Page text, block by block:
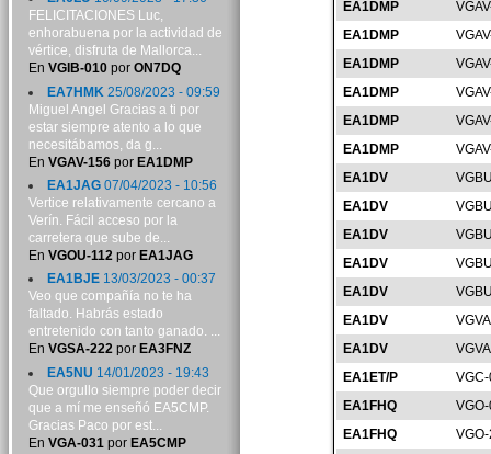
EA1DMP
EA1DMP
EA1DMP
EA1DMP
EA1DMP
EA1DMP
EA1DV
EA1DV
EA1DV
EA1DV
EA1DV
EA1DV
EA1DV
EA1ET/P
EA1FHQ
EA1FHQ
FELICITACIONES Luc,
enhorabuena por la actividad de
vértice, disfruta de Mallorca...
En VGIB-010por ON7DQ
EA7HMK 25/08/2023 - 09:59
Miguel Angel Gracias a ti por
estar siempre atento a lo que
necesitábamos, da g...
En VGAV-156por EA1DMP
EA1JAG07/04/2023 - 10:56
Vertice relativamente cercano a
Verín. Fácil acceso por la
carretera que sube de...
En VGOU-112por EA1JAG
EA1BJE13/03/2023 - 00:37
Veo que compañía no te ha
faltado. Habrás estado
entretenido con tanto ganado. ...
En VGSA-222por EA3FNZ
EA5NU 14/01/2023 - 19:43
Que orgullo siempre poder decir
que a mí me enseñó EA5CMP.
Gracias Paco por est...
En VGA-031 por EA5CMP